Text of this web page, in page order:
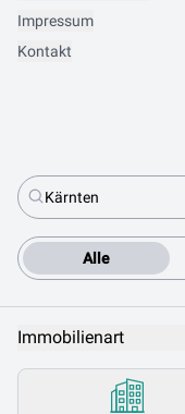
Alle
Immobilienart
Impressum
Kontakt